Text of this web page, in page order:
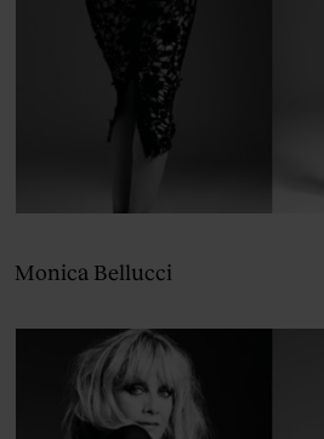
Monica Bellucci